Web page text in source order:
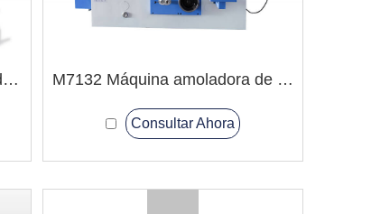
QC11Y Cizalla de guillotina hidráulica M7132 Máquina amoladora de superficie hidráulica
Consultar Ahora